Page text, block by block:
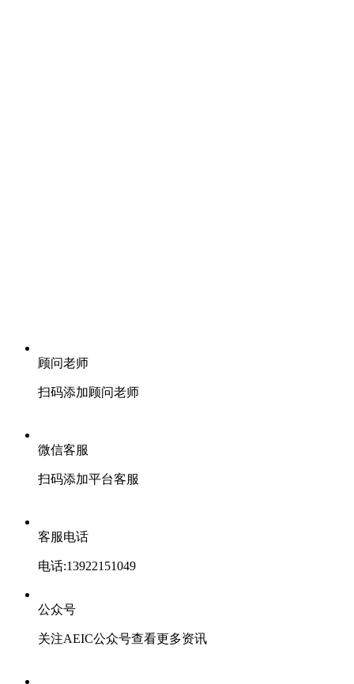
顾问老师
扫码添加顾问老师
微信客服
扫码添加平台客服
客服电话
电话:13922151049
公众号
关注AEIC公众号查看更多资讯